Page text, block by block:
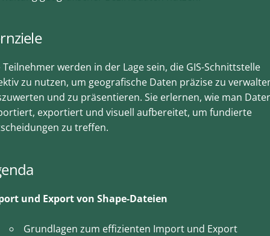
Teilnehmer werden in der Lage sein, die GIS-Schnittstelle
zu nutzen, um geografische Daten präzise zu
und zu präsentieren. Sie erlernen, wie man
exportiert und visuell aufbereitet, um fundierte
zu treffen.
und Export von Shape-Dateien
Grundlagen zum effizienten Import und Export